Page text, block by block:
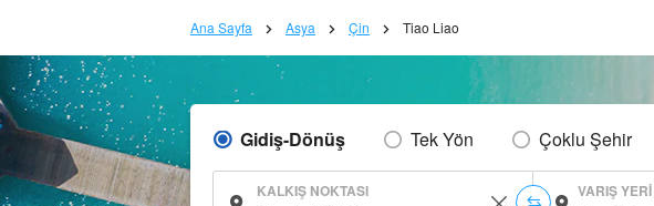
Ana Sayfa Asya Çin Tiao Liao
Gidiş-Dönüş Tek Yön Çoklu Şehir
KALKIŞ NOKTASI VARIŞ YERI